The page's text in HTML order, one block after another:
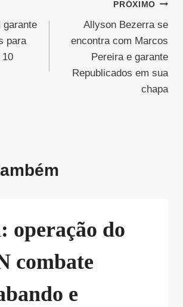
garante
para
10
PRÓXIMO
Allyson Bezerra se
encontra com Marcos
Pereira e garante
Republicados em sua
chapa
operação do
combate
e